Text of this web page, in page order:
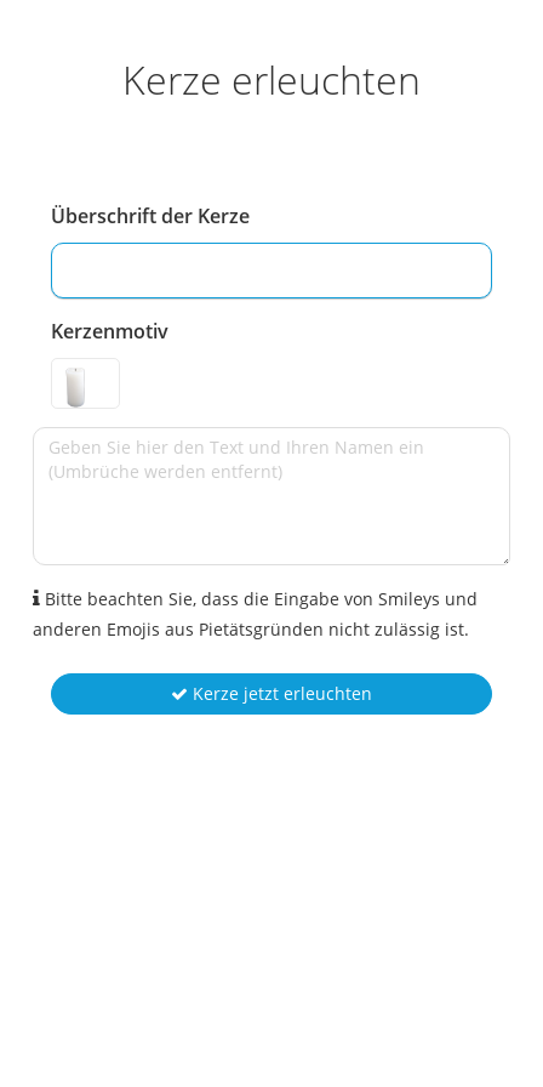
Kerze erleuchten
Überschrift der Kerze
Kerzenmotiv
Bitte beachten Sie, dass die Eingabe von Smileys und
anderen Emojis aus Pietätsgründen nicht zulässig ist.
Kerze jetzt erleuchten